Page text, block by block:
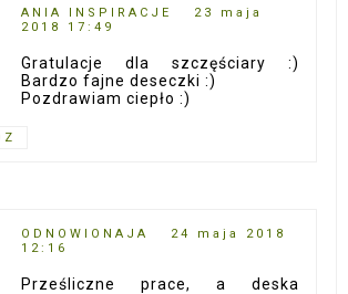
ANIA INSPIRACJE
23 maja
2018 17:49
Gratulacje dla szczęściary :)
Bardzo fajne deseczki :)
Pozdrawiam ciepło :)
ODNOWIONAJA
24 maja 2018
12:16
Prześliczne prace, a deska